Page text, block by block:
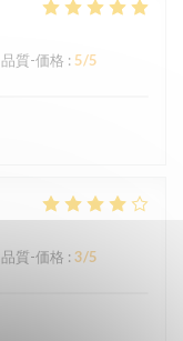
品質-価格 : 5/5
品質-価格 : 3/5